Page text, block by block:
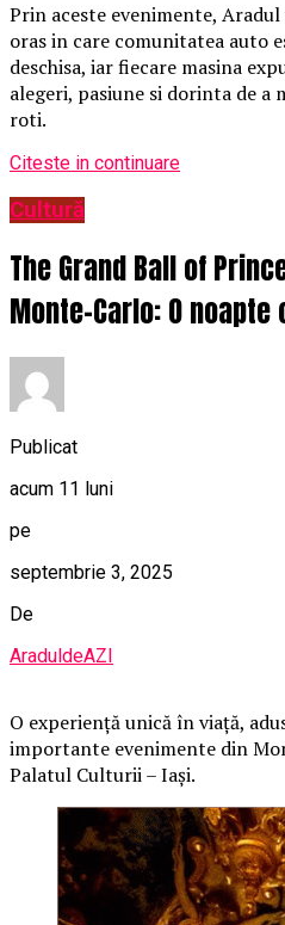
Prin aceste evenimente,
oras in care comunitatea auto
deschisa, iar fiecare masina
alegeri, pasiune si dorinta de a
roti.
Citeste in continuare
Cultură
The Grand Ball of
Monte-Carlo: O
Publicat
acum 11 luni
pe
septembrie 3, 2025
De
AraduldeAZI
O experiență unică în viață,
importante evenimente din
Palatul Culturii – Iași.